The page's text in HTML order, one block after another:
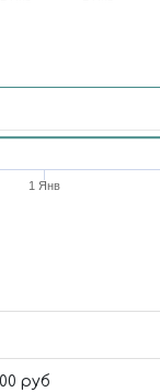
1 Янв
руб